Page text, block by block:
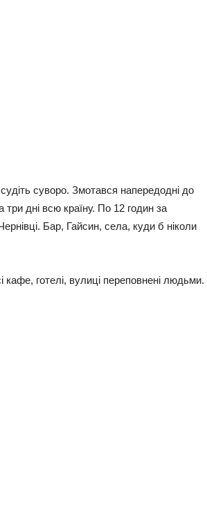
суворо. Змотався напередодні до
три дні всю країну. По 12 годин за
Бар, Гайсин, села, куди б ніколи
готелі, вулиці переповнені людьми.